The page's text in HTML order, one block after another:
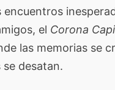
encuentros
el Corona
las memorias se
se desatan.